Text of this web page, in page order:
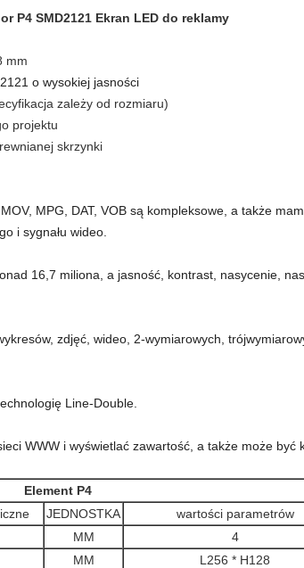
P4 SMD2121 Ekran LED do reklamy
mm
o wysokiej jasności
zależy od rozmiaru)
projektu
skrzynki
MPG, DAT, VOB są kompleksowe, a także
i sygnału wideo.
16,7 miliona, a jasność, kontrast, nasycenie,
zdjęć, wideo, 2-wymiarowych,
Line-Double.
WWW i wyświetlać zawartość, a także może być
Element P4
JEDNOSTKA wartości parametrów
MM
4
MM
L256 * H128